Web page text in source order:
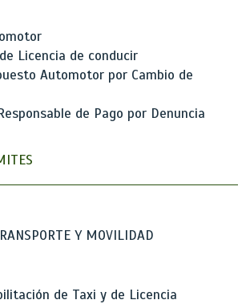
Licencia de conducir
Automotor por Cambio de
de Pago por Denuncia
Y MOVILIDAD
de Taxi y de Licencia